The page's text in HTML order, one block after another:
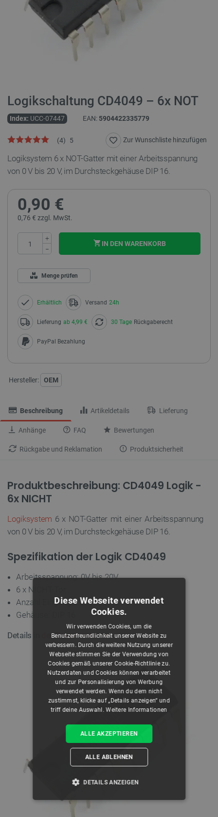
Logikschaltung CD4049 – 6x NOT
Index: UCC-07447 EAN: 5904422335779
5
(4) Zur Wunschliste hinzufügen
Logiksystem 6 x NOT-Gatter mit einer Arbeitsspannung
von 0 V bis 20 V, im Durchsteckgehäuse DIP 16.
0,90 €
0,76 € zzgl. MwSt.
+
−
IN DEN WARENKORB
Menge prüfen
Erhältlich Versand 24h
Lieferung ab 4,99 € 30 Tage Rückgaberecht
PayPal Bezahlung
Hersteller: OEM
Beschreibung Artikeldetails Lieferung
Anhänge FAQ Bewertungen
Rückgabe und Reklamation Produktsicherheit
Produktbeschreibung: CD4049 Logik -
6x NICHT
Logiksystem 6 x NOT-Gatter mit einer Arbeitsspannung
von 0 V bis 20 V, im Durchsteckgehäuse DIP 16.
Spezifikation der Logik CD4049
Arbeitsspannung: 0V bis 20V
6 x NICHT-Tor
Anzahl Eingänge: 2
Gehäuse: DIP 16
Details in der Dokumentation.
Diese Webseite verwendet
Cookies.
Wir verwenden Cookies, um die
Benutzerfreundlichkeit unserer Website zu
verbessern. Durch die weitere Nutzung unserer
Webseite stimmen Sie der Verwendung von
Cookies gemäß unserer Cookie-Richtlinie zu.
Nutzerdaten und Cookies können verarbeitet
und zur Personalisierung von Werbung
verwendet werden. Wenn du dem nicht
zustimmst, klicke auf „Details anzeigen“ und
triff deine Auswahl.Weitere Informationen
ALLE AKZEPTIEREN
ALLE ABLEHNEN
DETAILS ANZEIGEN
UNBEDINGT ERFORDERLICH